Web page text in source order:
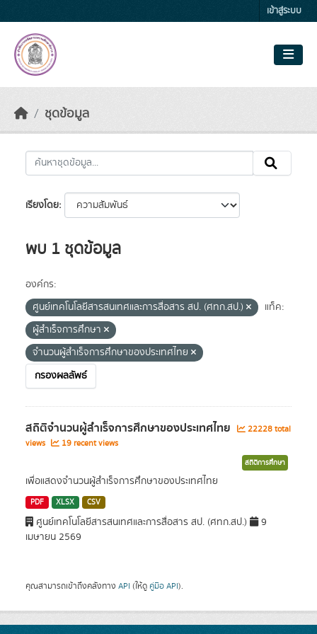
เข้าสู่ระบบ
ชุดข้อมูล
เรียงโดย
พบ 1 ชุดข้อมูล
องค์กร:
ศูนย์เทคโนโลยีสารสนเทศและการสื่อสาร สป. (ศทก.สป.)
แท็ค:
ผู้สำเร็จการศึกษา
จำนวนผู้สำเร็จการศึกษาของประเทศไทย
กรองผลลัพธ์
สถิติจำนวนผู้สำเร็จการศึกษาของประเทศไทย
22228 total
views
19 recent views
สถิติการศึกษา
เพื่อแสดงจำนวนผู้สำเร็จการศึกษาของประเทศไทย
PDF XLSX CSV
ศูนย์เทคโนโลยีสารสนเทศและการสื่อสาร สป. (ศทก.สป.)
9
เมษายน 2569
คุณสามารถเข้าถึงคลังทาง API (ให้ดู คู่มือ API).